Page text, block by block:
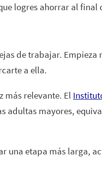
logres ahorrar al final
de trabajar.
a ella.
más relevante. El
adultas mayores,
una etapa más larga,